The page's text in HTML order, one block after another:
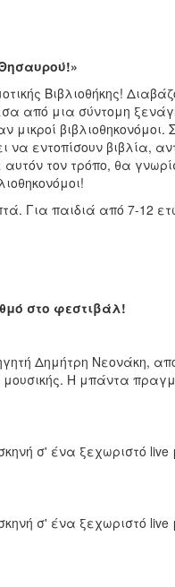
Βιβλιοθήκης!
από μια σύντομη
βιβλιοθηκονόμοι.
εντοπίσουν βιβλία,
τον τρόπο, θα
Για παιδιά από 7-12
στο φεστιβάλ!
Δημήτρη Νεονάκη,
Η μπάντα
σ' ένα ξεχωριστό live
σ' ένα ξεχωριστό live